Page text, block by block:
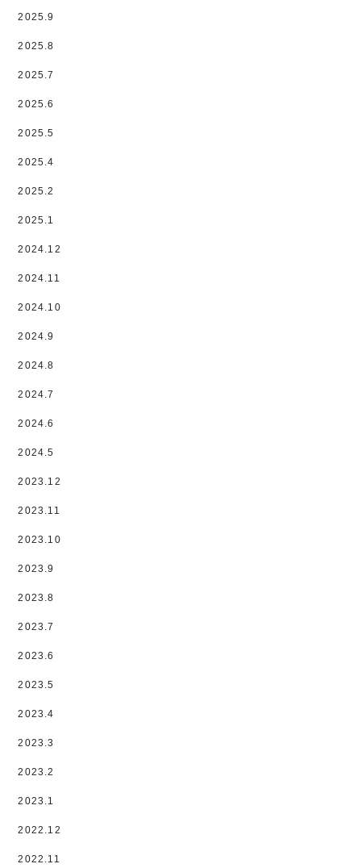
2025.9
2025.8
2025.7
2025.6
2025.5
2025.4
2025.2
2025.1
2024.12
2024.11
2024.10
2024.9
2024.8
2024.7
2024.6
2024.5
2023.12
2023.11
2023.10
2023.9
2023.8
2023.7
2023.6
2023.5
2023.4
2023.3
2023.2
2023.1
2022.12
2022.11